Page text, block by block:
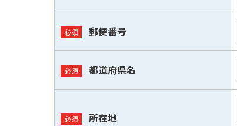
郵便番号
都道府県名
所在地